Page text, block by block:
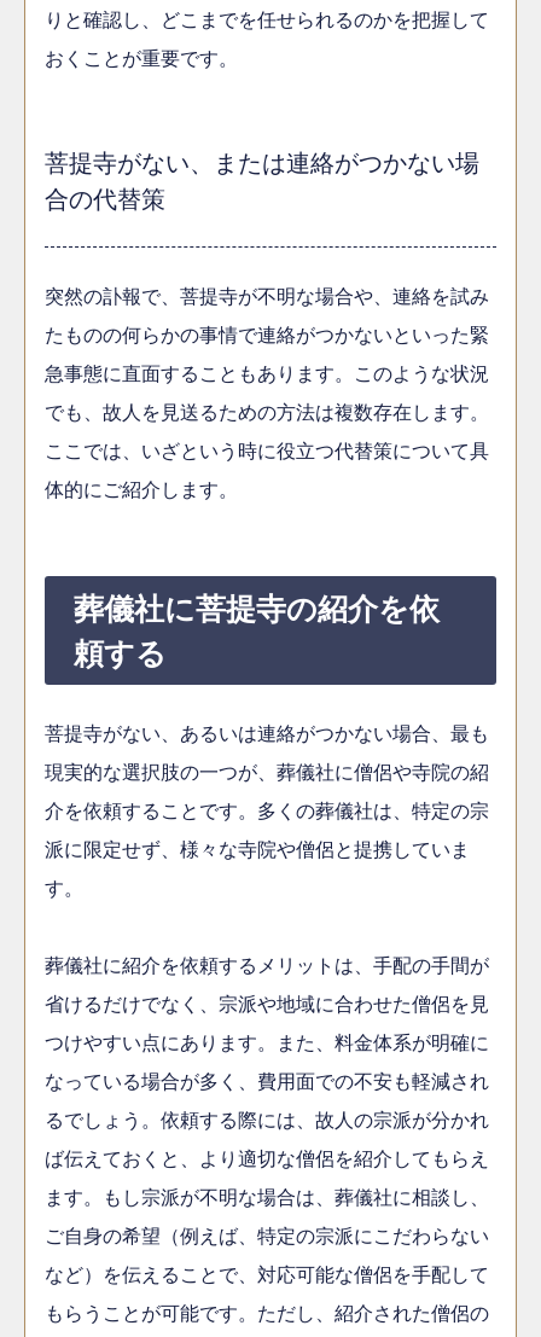
りと確認し、どこまでを任せられるのかを把握して
おくことが重要です。
菩提寺がない、または連絡がつかない場
合の代替策
突然の訃報で、菩提寺が不明な場合や、連絡を試み
たものの何らかの事情で連絡がつかないといった緊
急事態に直面することもあります。このような状況
でも、故人を見送るための方法は複数存在します。
ここでは、いざという時に役立つ代替策について具
体的にご紹介します。
葬儀社に菩提寺の紹介を依
頼する
菩提寺がない、あるいは連絡がつかない場合、最も
現実的な選択肢の一つが、葬儀社に僧侶や寺院の紹
介を依頼することです。多くの葬儀社は、特定の宗
派に限定せず、様々な寺院や僧侶と提携していま
す。
葬儀社に紹介を依頼するメリットは、手配の手間が
省けるだけでなく、宗派や地域に合わせた僧侶を見
つけやすい点にあります。また、料金体系が明確に
なっている場合が多く、費用面での不安も軽減され
るでしょう。依頼する際には、故人の宗派が分かれ
ば伝えておくと、より適切な僧侶を紹介してもらえ
ます。もし宗派が不明な場合は、葬儀社に相談し、
ご自身の希望（例えば、特定の宗派にこだわらない
など）を伝えることで、対応可能な僧侶を手配して
もらうことが可能です。ただし、紹介された僧侶の